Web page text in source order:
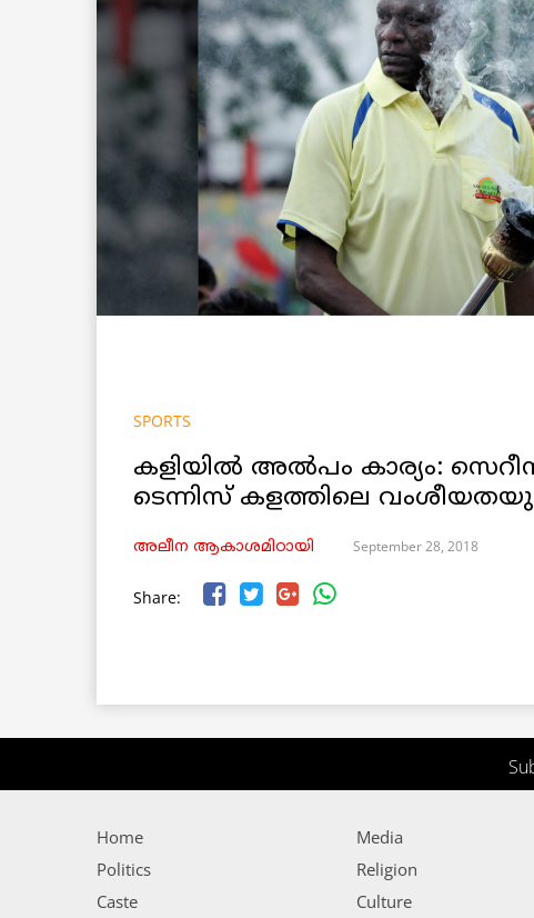
SPORTS
കളിയിൽ അൽപം കാര്യം:
ടെന്നിസ് കളത്തിലെ
അലീന ആകാശമിഠായി September 28, 2018
Share:
Home
Politics
Caste
Media
Religion
Culture